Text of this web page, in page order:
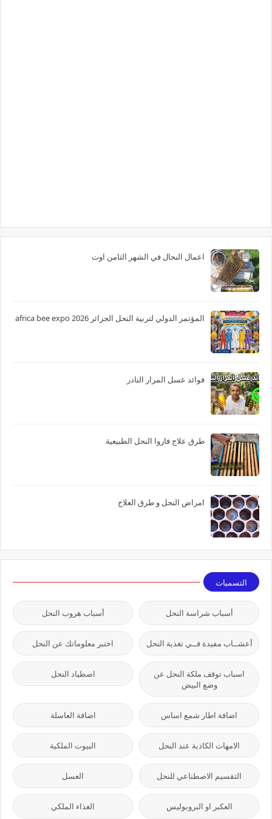
اعمال النحال في الشهر الثامن اوت
المؤتمر الدولي لتربية النحل الجزائر 2026 africa bee expo
فوائد عسل المرار النادر
طرق علاج فاروا النحل الطبيعية
امراض النحل و طرق العلاج
التسميات
أسباب شراسة النحل أسباب هروب النحل
أعشــاب مفيدة فــي تغذية النحل اختبر معلوماتك عن النحل
اسباب توقف ملكة النحل عن
وضع البيض
اصطياد النحل
اضافة اطار شمع اساس اضافة العاسلة
الامهات الكاذبة عند النحل البيوت الملكية
التقسيم الاصطناعي للنحل العسل
العكبر او البروبوليس الغذاء الملكي